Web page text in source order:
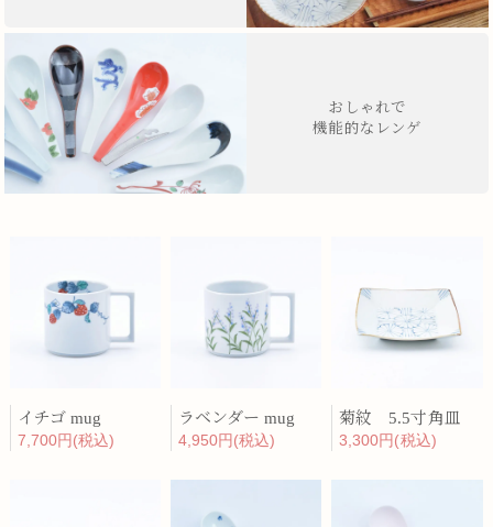
おしゃれで
機能的なレンゲ
イチゴ mug
7,700円(税込)
ラベンダー mug
4,950円(税込)
菊紋 5.5寸角皿
3,300円(税込)